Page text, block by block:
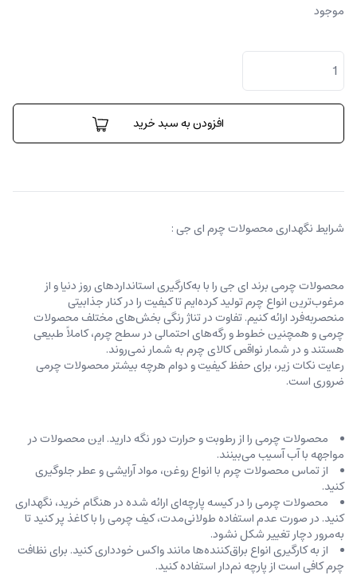
موجود
کیف
کراس
بادی
پارتی
افزودن به سبد خرید
شرایط نگهداری محصولات چرم ای جی :
محصولات چرمی برند ای جی را با به‌کارگیری استانداردهای روز دنیا و از
مرغوب‌ترین انواع چرم تولید کرده‌ایم تا کیفیت را در کنار جذابیتی
منحصربه‌فرد ارائه کنیم. تفاوت در تناژ رنگی بخش‌های مختلف محصولات
چرمی و همچنین خطوط و رگه‌‌های احتمالی در سطح چرم، کاملاً طبیعی
هستند و در شمار نواقص کالای چرم به شمار نمی‌روند.
رعایت نکات زیر، برای حفظ کیفیت و دوام هرچه بیشتر محصولات چرمی
ضروری است.
محصولات چرمی را از رطوبت و حرارت دور نگه دارید. این محصولات در
مواجهه با آب آسیب می‌بینند.
از تماس محصولات چرم با انواع روغن‌، مواد آرایشی و عطر جلوگیری
کنید.
محصولات چرمی را در کیسه‌ پارچه‌ای ارائه شده در هنگام خرید، ‌نگهداری
کنید. در صورت عدم استفاده طولانی‌مدت، کیف‌ چرمی را با کاغذ پر کنید تا
به‌مرور دچار تغییر شکل نشود.
از به کارگیری انواع براق‌کننده‌ها مانند واکس خودداری کنید. برای نظافت
چرم کافی است از پارچه‌ نم‌دار استفاده کنید.